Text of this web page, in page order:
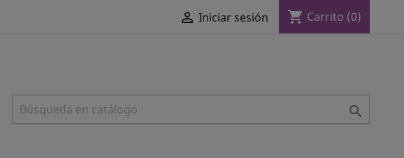
 Iniciar sesión shopping_cart Carrito (0)
